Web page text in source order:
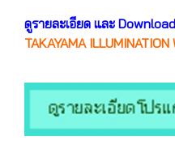
ดูรายละเอียด และ
TAKAYAMA